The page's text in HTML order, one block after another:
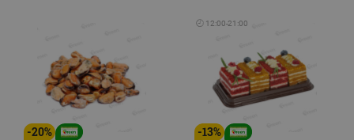
-20%
🕘 12:00-21:00
-13%